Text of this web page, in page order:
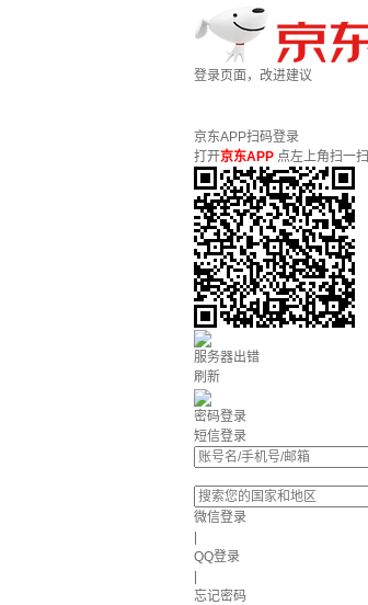
登录页面，改进建议
京东APP扫码登录
打开京东APP 点左上角扫一扫
服务器出错
刷新
密码登录
短信登录
微信登录
QQ登录
忘记密码